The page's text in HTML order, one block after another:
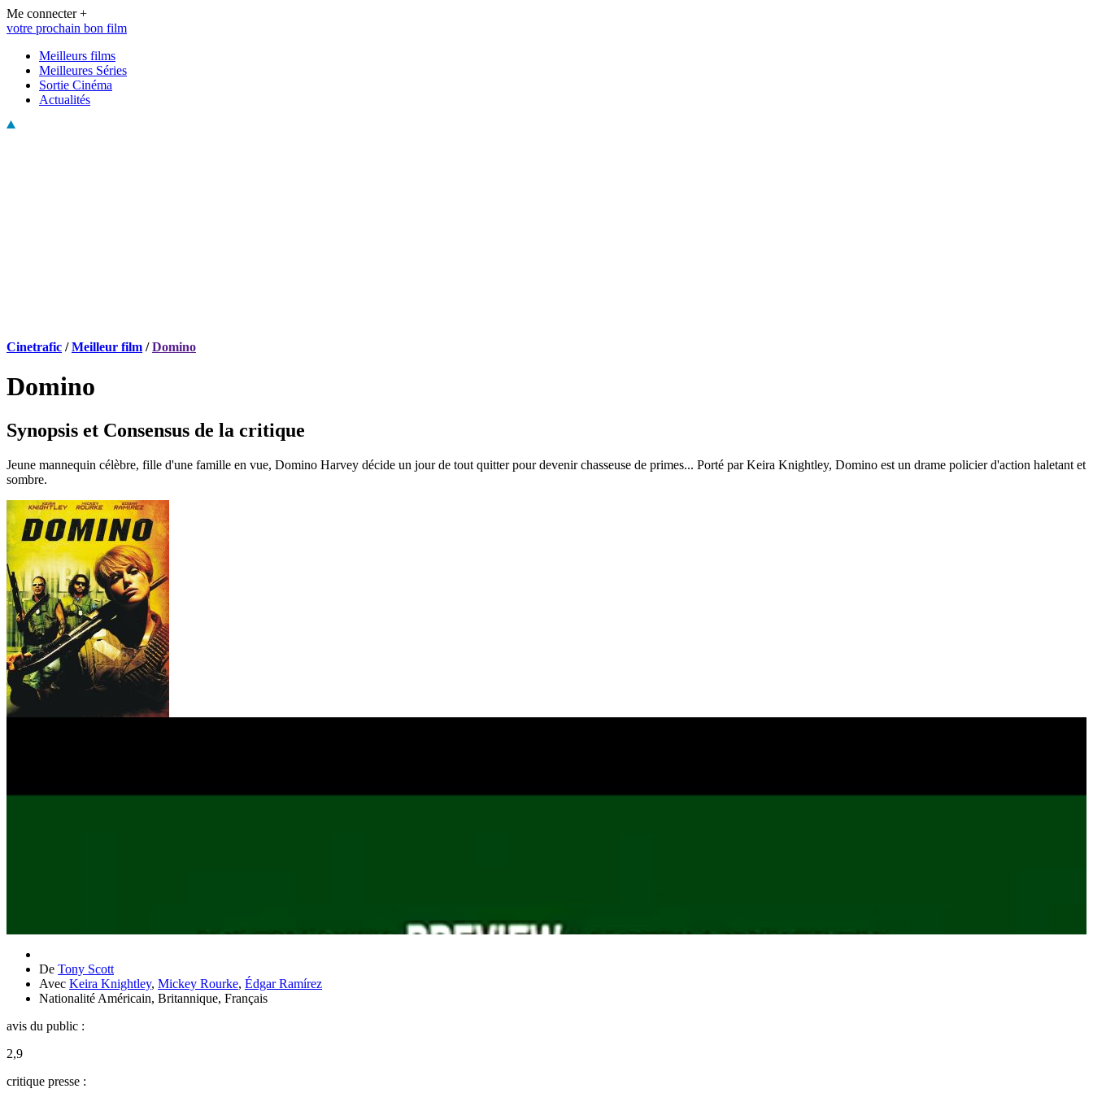
Me connecter +
votre prochain bon film
Meilleurs films
Meilleures Séries
Sortie Cinéma
Actualités
Cinetrafic /Meilleur film /Domino
Domino
Synopsis et Consensus de la critique
Jeune mannequin célèbre, fille d'une famille en vue, Domino Harvey décide un jour de tout quitter pour devenir chasseuse de primes... Porté par Keira Knightley, Domino est un drame policier d'action haletant et
sombre.
De Tony Scott
Avec Keira Knightley, Mickey Rourke, Édgar Ramírez
Nationalité Américain, Britannique, Français
avis du public :
2,9
critique presse :